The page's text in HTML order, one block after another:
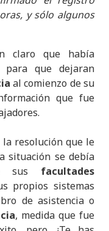
y sólo algunos
claro que había
que dejaran
al comienzo de su
que fue
la resolución que le
situación se debía
sus facultades
propios sistemas
de asistencia o
, medida que fue